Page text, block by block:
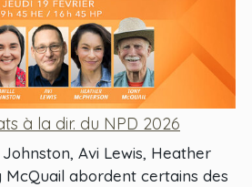
à la dir. du NPD 2026
Avi Lewis, Heather
McQuail abordent certains des